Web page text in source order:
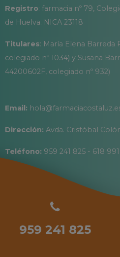
Registro: farmacia nº 79,
de Huelva. NICA 23118
Titulares: María Elena Barreda
colegiado nº 1034) y Susana
44200602F, colegiado nº 932)
Email:
Dirección: Avda. Cristóbal
Teléfono: 959 241 825 - 618
959 241 825